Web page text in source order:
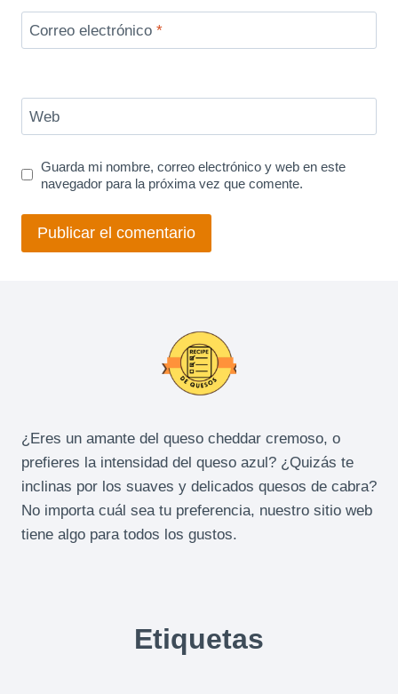
Correo electrónico *
Web
Guarda mi nombre, correo electrónico y web en este
navegador para la próxima vez que comente.
¿Eres un amante del queso cheddar cremoso, o
prefieres la intensidad del queso azul? ¿Quizás te
inclinas por los suaves y delicados quesos de cabra?
No importa cuál sea tu preferencia, nuestro sitio web
tiene algo para todos los gustos.
Etiquetas